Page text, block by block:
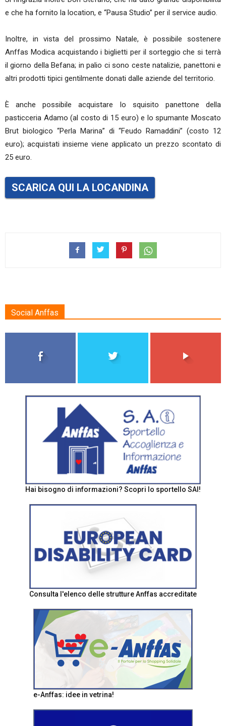
e che ha fornito la location, e “Pausa Studio” per il service audio.
Inoltre, in vista del prossimo Natale, è possibile sostenere
Anffas Modica acquistando i biglietti per il sorteggio che si terrà
il giorno della Befana; in palio ci sono ceste natalizie, panettoni e
altri prodotti tipici gentilmente donati dalle aziende del territorio.
È anche possibile acquistare lo squisito panettone della
pasticceria Adamo (al costo di 15 euro) e lo spumante Moscato
Brut biologico “Perla Marina” di “Feudo Ramaddini” (costo 12
euro); acquistati insieme viene applicato un prezzo scontato di
25 euro.
SCARICA QUI LA LOCANDINA
Social Anffas
Hai bisogno di informazioni? Scopri lo sportello SAI!
Consulta l'elenco delle strutture Anffas accreditate
e-Anffas: idee in vetrina!